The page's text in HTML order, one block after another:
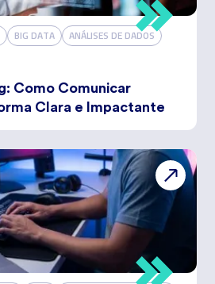
BIG DATA
ANÁLISES DE DADOS
Como Comunicar
Clara e Impactante